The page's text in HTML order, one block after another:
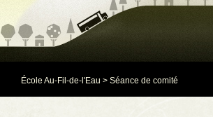
École Au-Fil-de-l'Eau > Séance de comité